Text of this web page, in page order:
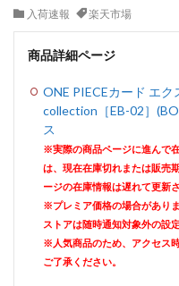
入荷速報
楽天市場
商品詳細ページ
ONE PIECEカード エ
collection［EB-02］
ス
※実際の商品ページに進んで
は、現在在庫切れまたは販売
ージの在庫情報は遅れて更新
※プレミア価格の場合があり
ストアは随時通知対象外の設
※人気商品のため、アクセス
ご了承ください。